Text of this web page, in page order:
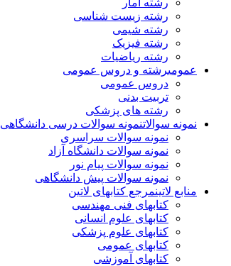
رشته آمار
رشته زیست شناسی
رشته شیمی
رشته فیزیک
رشته ریاضیات
عمومیرشته و دروس عمومی
دروس عمومی
تربیت بدنی
رشته های پزشکی
نمونه سوالاتنمونه سوالات درسی دانشگاهی
نمونه سوالات سراسری
نمونه سوالات دانشگاه آزاد
نمونه سوالات پیام نور
نمونه سوالات پیش دانشگاهی
منابع لاتینمرجع کتابهای لاتین
کتابهای فنی مهندسی
کتابهای علوم انسانی
کتابهای علوم پزشکی
کتابهای عمومی
کتابهای آموزشی